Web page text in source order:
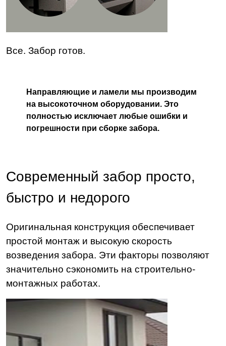
Все. Забор готов.
Направляющие и ламели мы производим
на высокоточном оборудовании. Это
полностью исключает любые ошибки и
погрешности при сборке забора.
Современный забор просто,
быстро и недорого
Оригинальная конструкция обеспечивает
простой монтаж и высокую скорость
возведения забора. Эти факторы позволяют
значительно сэкономить на строительно-
монтажных работах.